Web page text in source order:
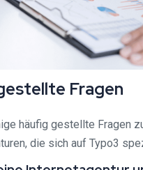
Fragen
häufig gestellte Fragen
die sich auf Typo3